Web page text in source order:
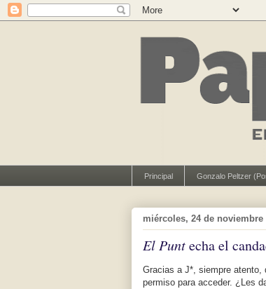
Principal Gonzalo Peltzer
miércoles, 24 de noviembre
El Puntecha el
Gracias a J*, siempre atento,
permiso para acceder. ¿Les